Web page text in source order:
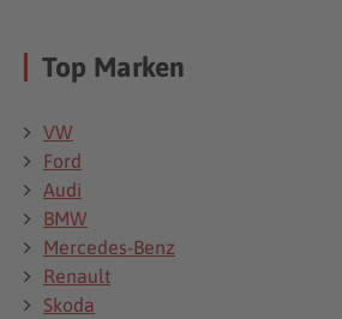
Top Marken
VW
Ford
Audi
BMW
Mercedes-Benz
Renault
Skoda